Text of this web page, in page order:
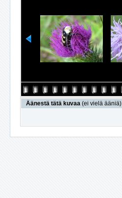
Äänestä tätä kuvaa (ei vielä ääniä)